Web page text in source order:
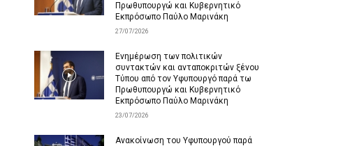
Πρωθυπουργώ και Κυβερνητικό
Εκπρόσωπο Παύλο Μαρινάκη
27/07/2026
Ενημέρωση των πολιτικών
συντακτών και ανταποκριτών ξένου
Τύπου από τον Υφυπουργό παρά τω
Πρωθυπουργώ και Κυβερνητικό
Εκπρόσωπο Παύλο Μαρινάκη
23/07/2026
Ανακοίνωση του Υφυπουργού παρά